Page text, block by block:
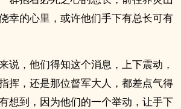
幸的心里，或许他们手下有总长可有
说，他们得知这个消息，上下震动，
挥，还是那位督军大人，都差点气得
想到，因为他们的一个举动，让手下